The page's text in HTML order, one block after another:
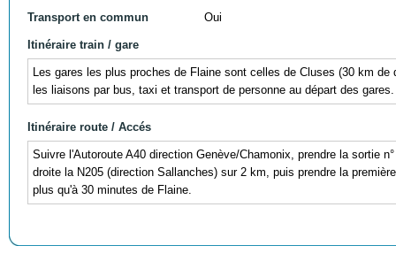
Transport en commun Oui
Itinéraire train / gare
Les gares les plus proches de Flaine sont celles de Cluses (30 km
les liaisons par bus, taxi et transport de personne au départ des gares.
Itinéraire route / Accés
Suivre l'Autoroute A40 direction Genève/Chamonix, prendre la sortie
droite la N205 (direction Sallanches) sur 2 km, puis prendre la
plus qu'à 30 minutes de Flaine.